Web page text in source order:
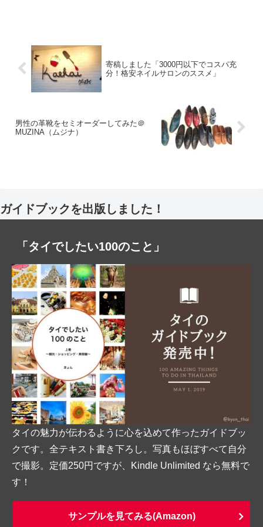
寄稿しました「3000円以下でコスパ充
分！格安ネイルサロンのススメ」
男性の革靴をセミオーダーしてみた＠
MUZINA（ムジナ）
ガイドブックを出版しました！
「タイでしたい100のこと」
タイの魅力が伝わるように心を込めて作ったガイドブッ
クです。全テキスト書き下ろし。写真もほぼすべて自分
で撮影。定価250円ですが、Kindle Unlimited なら無料で
す！
サンプルを見てみる(Amazon)